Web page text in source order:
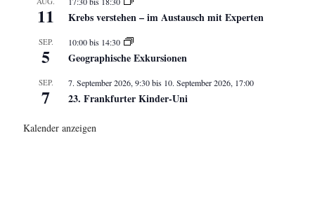
11 Krebs verstehen – im Austausch mit Experten
SEP.
5
10:00bis 14:30
Geographische Exkursionen
SEP.
7
7. September 2026, 9:30bis 10. September 2026, 17:00
23. Frankfurter Kinder-Uni
Kalender anzeigen